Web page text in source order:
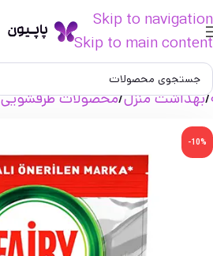
Skip to navigation
Skip to main content
بهداشت منزل محصولات ظرفشویی
-10%